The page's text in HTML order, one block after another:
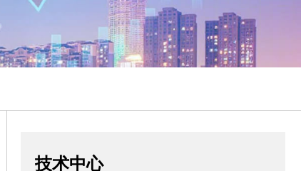
技术中心